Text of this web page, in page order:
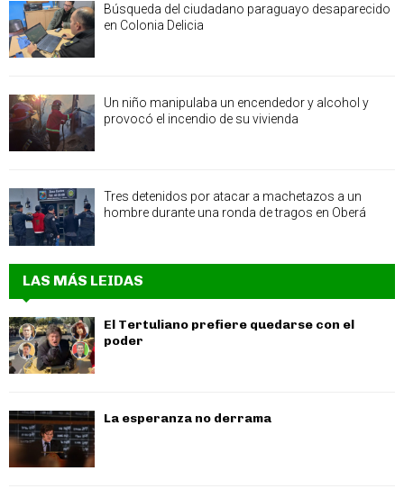
Búsqueda del ciudadano paraguayo desaparecido
en Colonia Delicia
Un niño manipulaba un encendedor y alcohol y
provocó el incendio de su vivienda
Tres detenidos por atacar a machetazos a un
hombre durante una ronda de tragos en Oberá
LAS MÁS LEIDAS
El Tertuliano prefiere quedarse con el
poder
La esperanza no derrama